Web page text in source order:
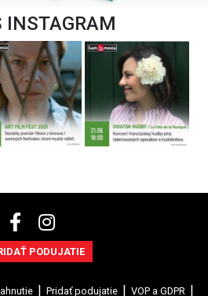
INSTAGRAM
PODUJATIE
Pridať podujatie VOP a GDPR